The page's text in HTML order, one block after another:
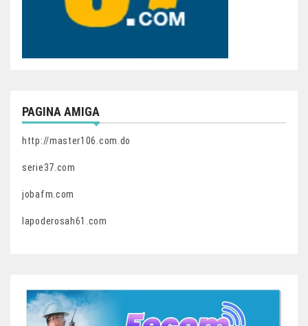
PAGINA AMIGA
http://master106.com.do
serie37.com
jobafm.com
lapoderosah61.com